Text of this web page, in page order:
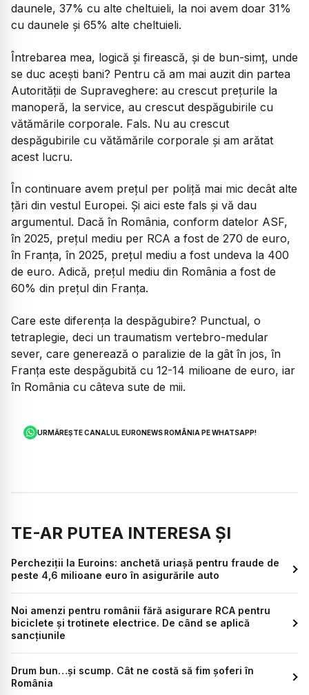
daunele, 37% cu alte cheltuieli, la noi avem doar 31%
cu daunele și 65% alte cheltuieli.
Întrebarea mea, logică și firească, și de bun-simț, unde
se duc acești bani? Pentru că am mai auzit din partea
Autorității de Supraveghere: au crescut prețurile la
manoperă, la service, au crescut despăgubirile cu
vătămările corporale. Fals. Nu au crescut
despăgubirile cu vătămările corporale și am arătat
acest lucru.
În continuare avem prețul per poliță mai mic decât alte
țări din vestul Europei. Și aici este fals și vă dau
argumentul. Dacă în România, conform datelor ASF,
în 2025, prețul mediu per RCA a fost de 270 de euro,
în Franța, în 2025, prețul mediu a fost undeva la 400
de euro. Adică, prețul mediu din România a fost de
60% din prețul din Franța.
Care este diferența la despăgubire? Punctual, o
tetraplegie, deci un traumatism vertebro-medular
sever, care generează o paralizie de la gât în jos, în
Franța este despăgubită cu 12-14 milioane de euro, iar
în România cu câteva sute de mii.
URMĂREȘTE CANALUL EURONEWS ROMÂNIA PE WHATSAPP!
TE-AR PUTEA INTERESA ȘI
Percheziții la Euroins: anchetă uriașă pentru fraude de
peste 4,6 milioane euro în asigurările auto
Noi amenzi pentru românii fără asigurare RCA pentru
biciclete și trotinete electrice. De când se aplică
sancțiunile
Drum bun…și scump. Cât ne costă să fim șoferi în
România